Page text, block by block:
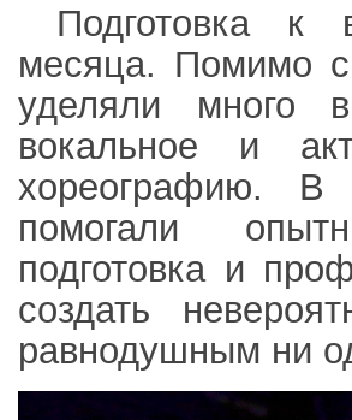
Подготовка к
месяца. Помимо
уделяли много
вокальное и
хореографию. В
помогали
подготовка и
создать
равнодушным ни